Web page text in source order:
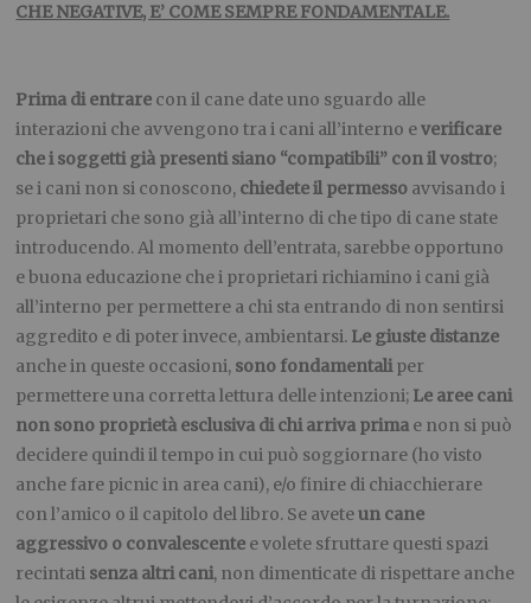
CHE NEGATIVE, E’ COME SEMPRE FONDAMENTALE.
Prima di entrare con il cane date uno sguardo alle
interazioni che avvengono tra i cani all’interno everificare
che i soggetti già presenti siano “compatibili” con il vostro;
se i cani non si conoscono, chiedete il permesso avvisando i
proprietari che sono già all’interno di che tipo di cane state
introducendo. Al momento dell’entrata, sarebbe opportuno
e buona educazione che i proprietari richiamino i cani già
all’interno per permettere a chi sta entrando di non sentirsi
aggredito e di poter invece, ambientarsi. Le giuste distanze
anche in queste occasioni, sono fondamentaliper
permettere una corretta lettura delle intenzioni; Le aree cani
non sono proprietà esclusiva di chi arriva prima e non si può
decidere quindi il tempo in cui può soggiornare (ho visto
anche fare picnic in area cani), e/o finire di chiacchierare
con l’amico o il capitolo del libro. Se aveteun cane
aggressivo o convalescente e volete sfruttare questi spazi
recintati senza altri cani, non dimenticate di rispettare anche